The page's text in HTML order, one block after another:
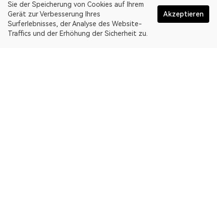
Sie der Speicherung von Cookies auf Ihrem
Gerät zur Verbesserung Ihres
Surferlebnisses, der Analyse des Website-
Traffics und der Erhöhung der Sicherheit zu.
Akzeptieren